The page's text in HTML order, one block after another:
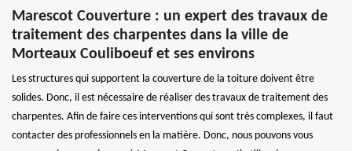
Marescot Couverture : un expert des travaux de
traitement des charpentes dans la ville de
Morteaux Couliboeuf et ses environs
Les structures qui supportent la couverture de la toiture doivent être
solides. Donc, il est nécessaire de réaliser des travaux de traitement des
charpentes. Afin de faire ces interventions qui sont très complexes, il faut
contacter des professionnels en la matière. Donc, nous pouvons vous